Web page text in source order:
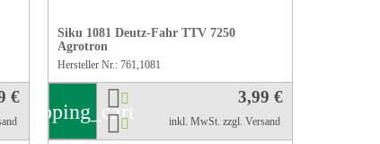
€
Siku 1081 Deutz-Fahr TTV 7250
Agrotron
Hersteller Nr.: 761,1081
3,99 €
inkl. MwSt. zzgl. Versand
shopping_cart